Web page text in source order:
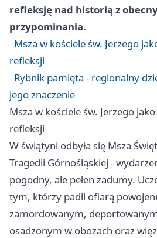
refleksję nad historią z
przypominania.
Msza w kościele św. Jerzego
refleksji
Rybnik pamięta - regionalny
jego znaczenie
Msza w kościele św. Jerzego
refleksji
W świątyni odbyła się Msza
Tragedii Górnośląskiej -
pogodny, ale pełen zadumy.
tym, którzy padli ofiarą
zamordowanym, deportowanym
osadzonym w obozach oraz